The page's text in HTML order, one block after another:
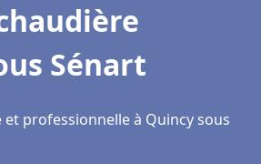
Sénart
professionnelle à Quincy sous